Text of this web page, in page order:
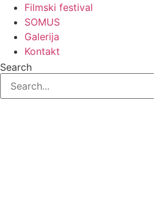
Filmski festival
SOMUS
Galerija
Kontakt
Search